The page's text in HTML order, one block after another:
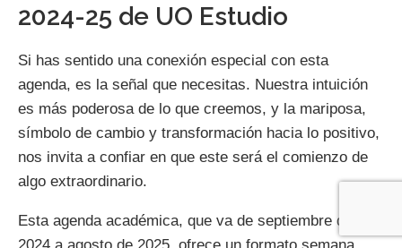
2024-25 de UO Estudio
Si has sentido una conexión especial con esta
agenda, es la señal que necesitas. Nuestra intuición
es más poderosa de lo que creemos, y la mariposa,
símbolo de cambio y transformación hacia lo positivo,
nos invita a confiar en que este será el comienzo de
algo extraordinario.
Esta agenda académica, que va de septiembre de